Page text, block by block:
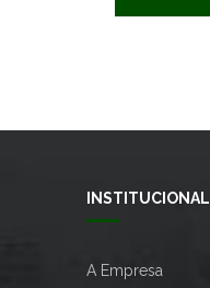
INSTITUCIONAL
A Empresa